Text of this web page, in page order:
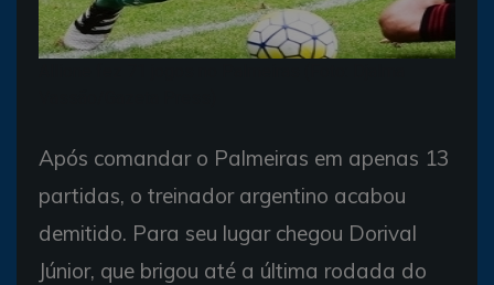
Após comandar o Palmeiras em apenas 13
partidas, o treinador argentino acabou
demitido. Para seu lugar chegou Dorival
Júnior, que brigou até a última rodada do